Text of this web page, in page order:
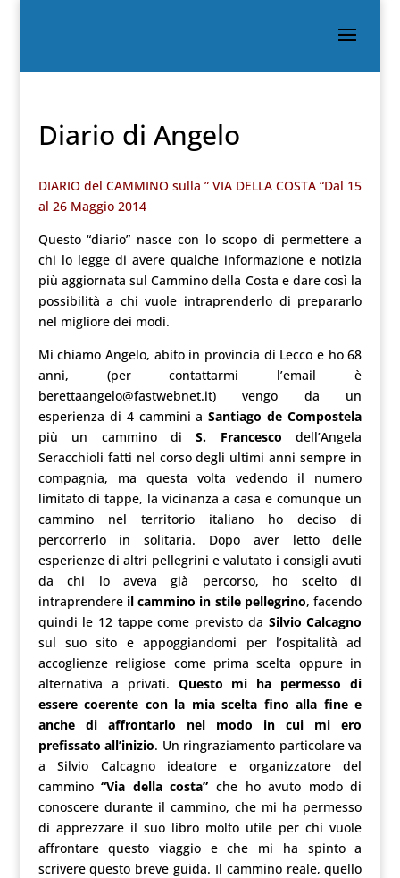
Diario di Angelo
DIARIO del CAMMINO sulla ” VIA DELLA COSTA “Dal 15
al 26 Maggio 2014
Questo “diario” nasce con lo scopo di permettere a
chi lo legge di avere qualche informazione e notizia
più aggiornata sul Cammino della Costa e dare così la
possibilità a chi vuole intraprenderlo di prepararlo
nel migliore dei modi.
Mi chiamo Angelo, abito in provincia di Lecco e ho 68
anni, (per contattarmi l’email è
berettaangelo@fastwebnet.it) vengo da un
esperienza di 4 cammini aSantiago de Compostela
più un cammino diS. Francescodell’Angela
Seracchioli fatti nel corso degli ultimi anni sempre in
compagnia, ma questa volta vedendo il numero
limitato di tappe, la vicinanza a casa e comunque un
cammino nel territorio italiano ho deciso di
percorrerlo in solitaria. Dopo aver letto delle
esperienze di altri pellegrini e valutato i consigli avuti
da chi lo aveva già percorso, ho scelto di
intraprendere il cammino in stile pellegrino, facendo
quindi le 12 tappe come previsto da Silvio Calcagno
sul suo sito e appoggiandomi per l’ospitalità ad
accoglienze religiose come prima scelta oppure in
alternativa a privati. Questo mi ha permesso di
essere coerente con la mia scelta fino alla fine e
anche di affrontarlo nel modo in cui mi ero
prefissato all’inizio. Un ringraziamento particolare va
a Silvio Calcagno ideatore e organizzatore del
cammino“Via della costa” che ho avuto modo di
conoscere durante il cammino, che mi ha permesso
di apprezzare il suo libro molto utile per chi vuole
affrontare questo viaggio e che mi ha spinto a
scrivere questo breve guida. Il cammino reale, quello